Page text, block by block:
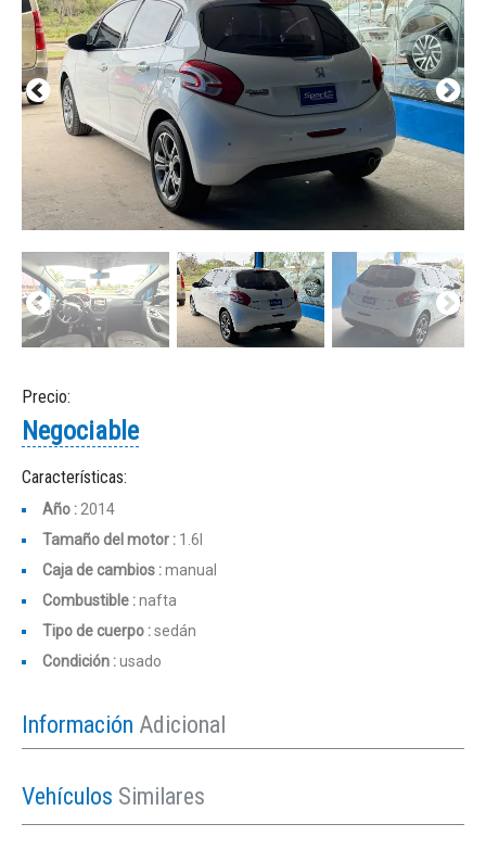
Precio:
Negociable
Características:
Año :2014
Tamaño del motor : 1.6l
Caja de cambios :manual
Combustible :nafta
Tipo de cuerpo :sedán
Condición :usado
Información Adicional
Vehículos Similares